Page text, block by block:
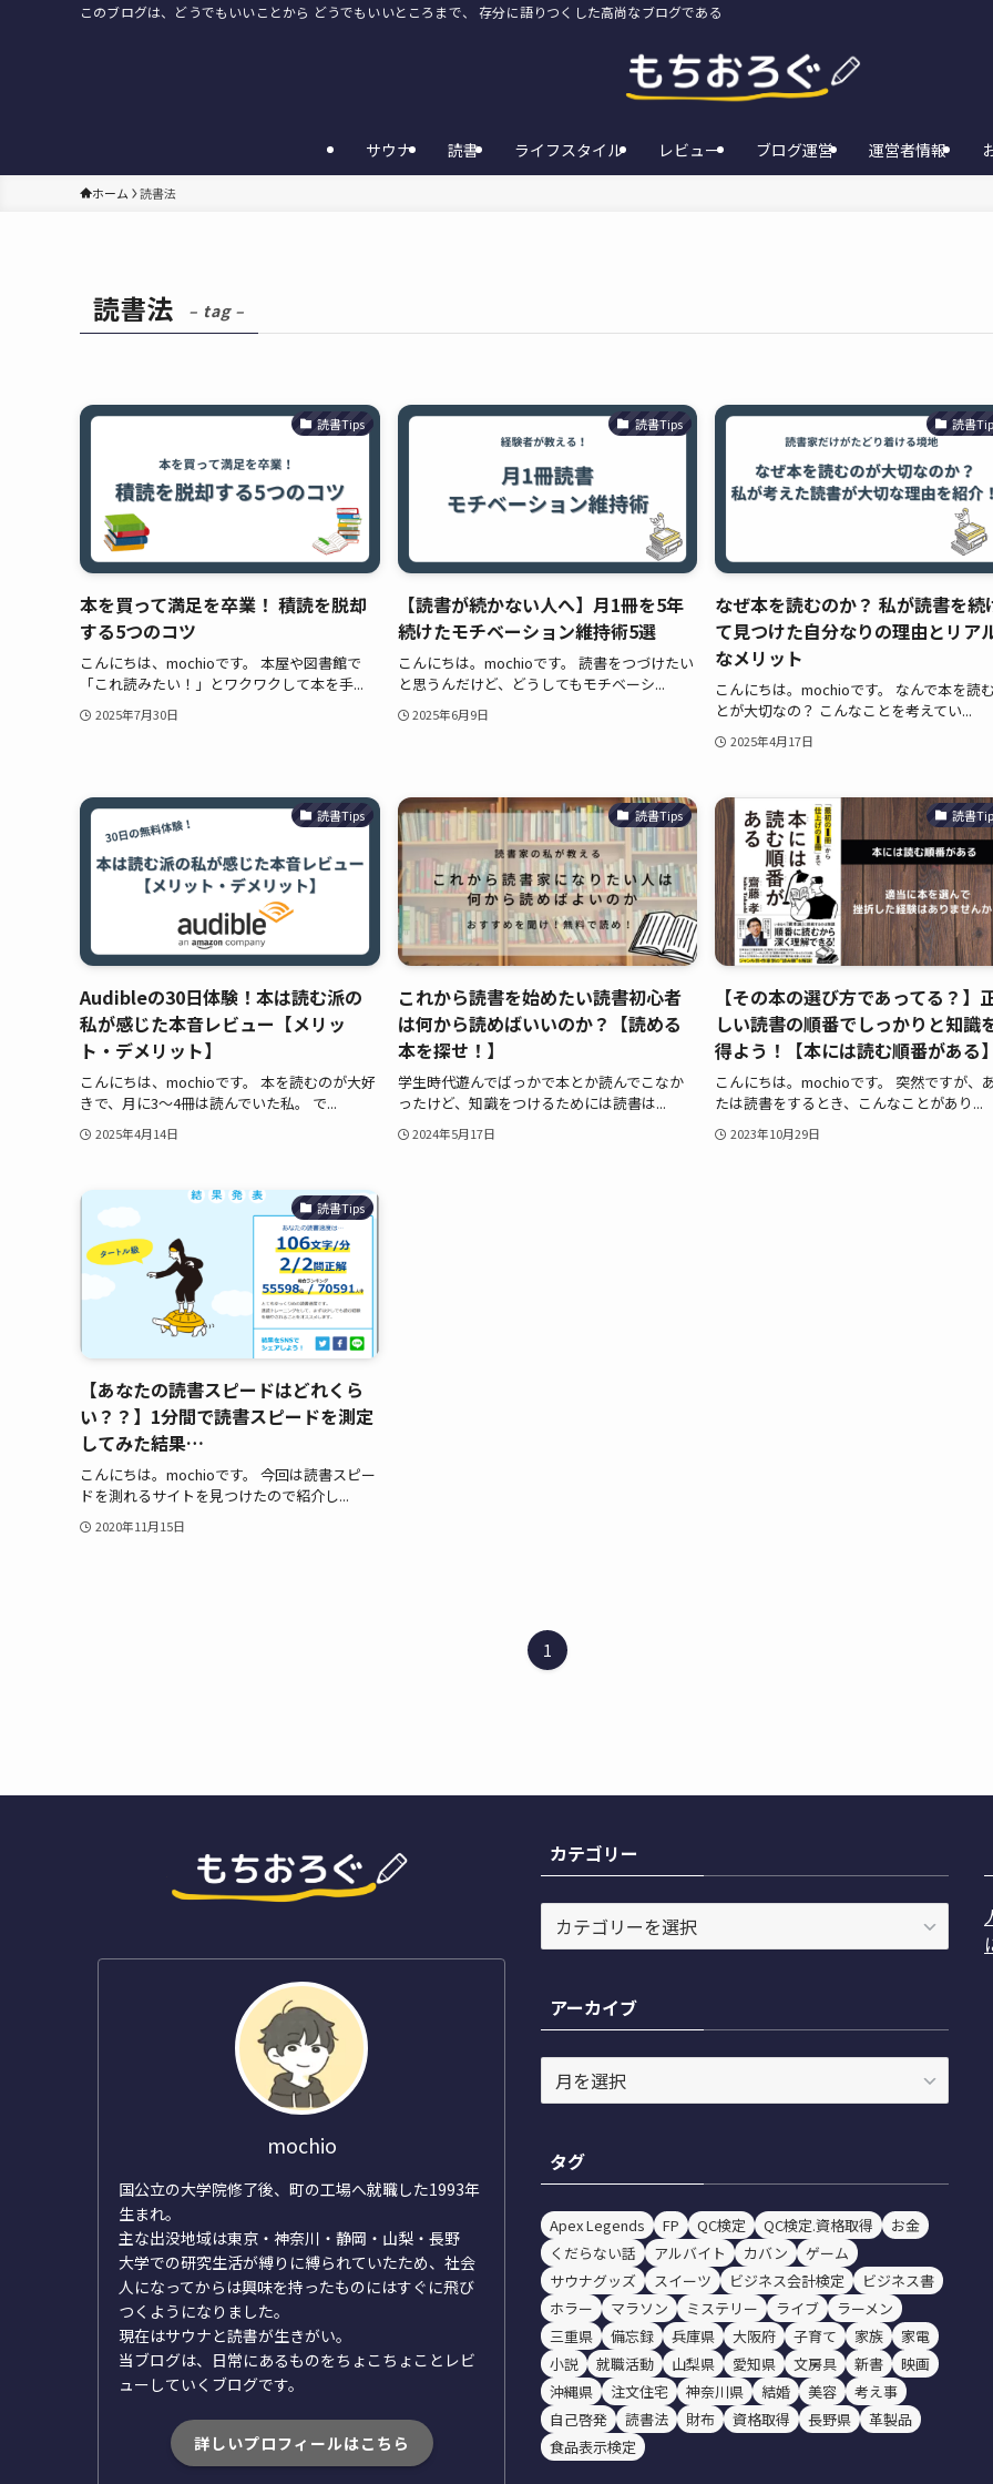
このブログは、どうでもいいことから どうでもいいところまで、 存分に語りつくした高尚なブログである
サウナ 読書 ライフスタイル レビュー ブログ運営 運営者情報
ホーム 読書法
読書法 – tag –
読書Tips
本を買って満足を卒業！ 積読を脱却
する5つのコツ
こんにちは、mochioです。 本屋や図書館で
「これ読みたい！」とワクワクして本を手...
2025年7月30日
読書Tips
【読書が続かない人へ】月1冊を5年
続けたモチベーション維持術5選
こんにちは。mochioです。 読書をつづけたい
と思うんだけど、どうしてもモチベーシ...
2025年6月9日
読書
なぜ本を読むのか？ 私が読書を続
て見つけた自分なりの理由とリア
なメリット
こんにちは。mochioです。 なんで本を読
とが大切なの？ こんなことを考えてい...
2025年4月17日
読書Tips
Audibleの30日体験！本は読む派の
私が感じた本音レビュー【メリッ
ト・デメリット】
こんにちは、mochioです。 本を読むのが大好
きで、月に3～4冊は読んでいた私。 で...
2025年4月14日
読書Tips
これから読書を始めたい読書初心者
は何から読めばいいのか？【読める
本を探せ！】
学生時代遊んでばっかで本とか読んでこなか
ったけど、知識をつけるためには読書は...
2024年5月17日
読書
【その本の選び方であってる？】
しい読書の順番でしっかりと知識
得よう！【本には読む順番がある】
こんにちは。mochioです。 突然ですが、
たは読書をするとき、こんなことがあり...
2023年10月29日
読書Tips
【あなたの読書スピードはどれくら
い？？】1分間で読書スピードを測定
してみた結果…
こんにちは。mochioです。 今回は読書スピー
ドを測れるサイトを見つけたので紹介し...
2020年11月15日
1
mochio
国公立の大学院修了後、町の工場へ就職した1993年
生まれ。
主な出没地域は東京・神奈川・静岡・山梨・長野
大学での研究生活が縛りに縛られていたため、社会
人になってからは興味を持ったものにはすぐに飛び
つくようになりました。
現在はサウナと読書が生きがい。
当ブログは、日常にあるものをちょこちょことレビ
ューしていくブログです。
詳しいプロフィールはこちら
カテゴリー
テ
リ
ー
アーカイブ
ー
イ
ブ
タグ
Apex Legends FP QC検定 QC検定.資格取得
お金
くだらない話
アルバイト カバン
ゲーム
サウナグッズ
スイーツ ビジネス会計検定
ビジネス書
ホラー
マラソン ミステリー ライブ
ラーメン
三重県
備忘録 兵庫県 大阪府 子育て 家族
家電
小説
就職活動 山梨県 愛知県 文房具 新書
映画
沖縄県
注文住宅 神奈川県 結婚 美容
考え事
自己啓発
読書法 財布 資格取得 長野県
革製品
食品表示検定